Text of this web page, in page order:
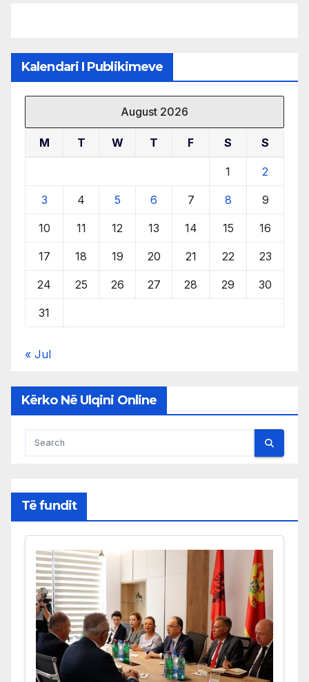
Kalendari I Publikimeve
August 2026
M T W T F S S
1 2
3 4 5 6 7 8 9
10 11 12 13 14 15 16
17 18 19 20 21 22 23
24 25 26 27 28 29 30
31
« Jul
Kërko Në Ulqini Online
Të fundit